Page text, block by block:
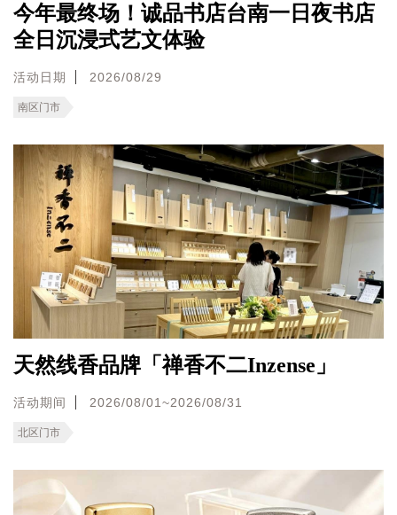
今年最终场！诚品书店台南一日夜书店
全日沉浸式艺文体验
活动日期 2026/08/29
南区门市
天然线香品牌「禅香不二Inzense」
活动期间 2026/08/01~2026/08/31
北区门市